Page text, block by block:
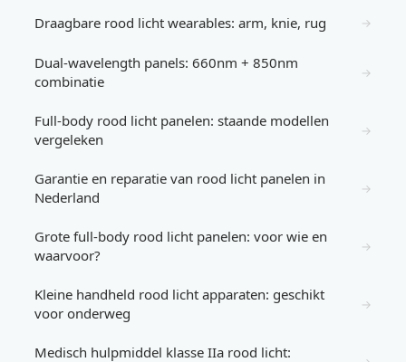
Draagbare rood licht wearables: arm, knie, rug →
Dual-wavelength panels: 660nm + 850nm
combinatie
→
Full-body rood licht panelen: staande modellen
vergeleken
→
Garantie en reparatie van rood licht panelen in
Nederland
→
Grote full-body rood licht panelen: voor wie en
waarvoor?
→
Kleine handheld rood licht apparaten: geschikt
voor onderweg
→
Medisch hulpmiddel klasse IIa rood licht: